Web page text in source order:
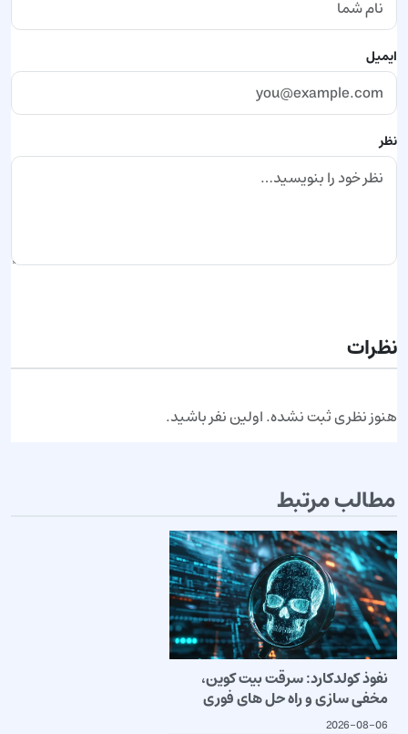
ایمیل
نظر
نظرات
هنوز نظری ثبت نشده. اولین نفر باشید.
مطالب مرتبط
نفوذ کولدکارد: سرقت بیت کوین،
مخفی سازی و راه حل های فوری
2026-08-06